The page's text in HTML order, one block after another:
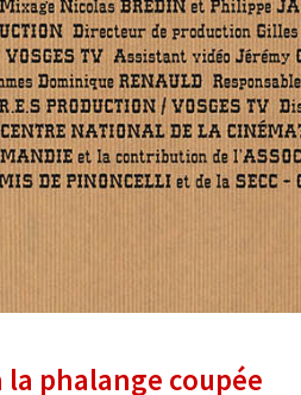
phalange coupée